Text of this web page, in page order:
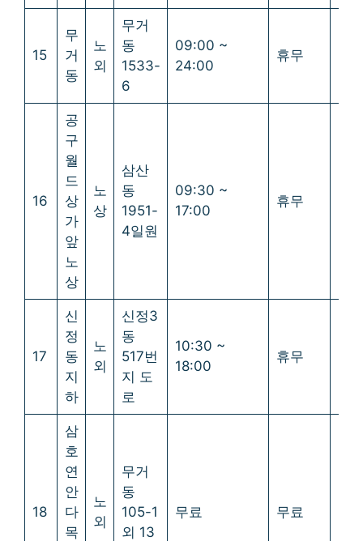
15
무
거
동
노
외
무거
동
1533-
6
09:00 ~
24:00
휴무
16
공
구
월
드
상
가
앞
노
상
노
상
삼산
동
1951-
4일원
09:30 ~
17:00
휴무
17
신
정
동
지
하
노
외
신정3
동
517번
지 도
로
10:30 ~
18:00
휴무
18
삼
호
연
안
다
목
노
외
무거
동
105-1
외 13
무료 무료